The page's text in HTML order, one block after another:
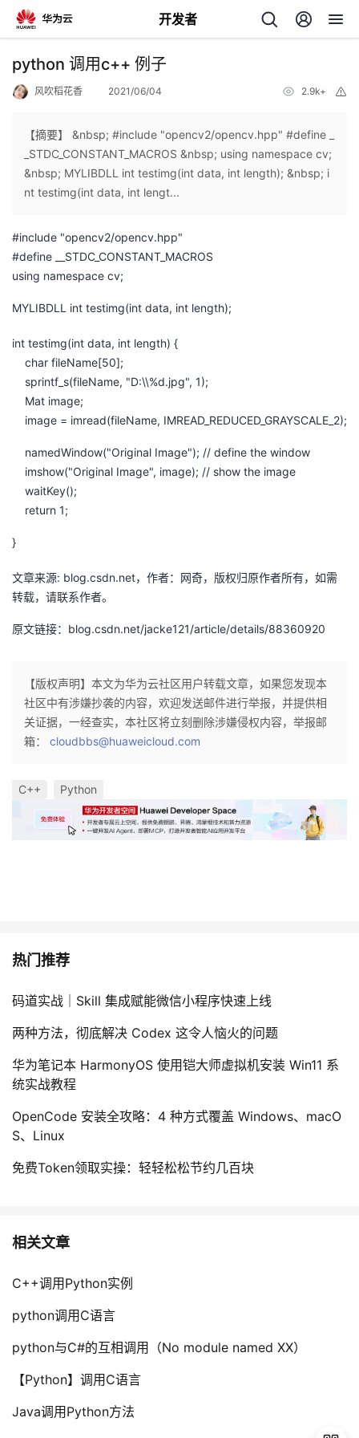
开发者
返
个
人
主
页
我
的
开
发
者
我
博的
坛
我
圈
的
我
动
关
注
的
开
课
的
证
我
实
验
的
收
藏
我
的
我
技
术
持
的
云
建
议
python 调用c++ 例子
风吹稻花香 2021/06/04 2.9k+
【摘要】 &nbsp; #include "opencv2/opencv.hpp" #define _
_STDC_CONSTANT_MACROS &nbsp; using namespace cv;
&nbsp; MYLIBDLL int testimg(int data, int length); &nbsp; i
nt testimg(int data, int lengt...
#include "opencv2/opencv.hpp"
#define __STDC_CONSTANT_MACROS
using namespace cv;
MYLIBDLL int testimg(int data, int length);
int testimg(int data, int length) {
char fileName[50];
sprintf_s(fileName, "D:\\%d.jpg", 1);
Mat image;
image = imread(fileName, IMREAD_REDUCED_GRAYSCALE_2);
namedWindow("Original Image"); // define the window
imshow("Original Image", image); // show the image
waitKey();
return 1;
}
文章来源: blog.csdn.net，作者：网奇，版权归原作者所有，如需
转载，请联系作者。
原文链接：blog.csdn.net/jacke121/article/details/88360920
【版权声明】本文为华为云社区用户转载文章，如果您发现本
社区中有涉嫌抄袭的内容，欢迎发送邮件进行举报，并提供相
关证据，一经查实，本社区将立刻删除涉嫌侵权内容，举报邮
箱： cloudbbs@huaweicloud.com
C++ Python
热门推荐
码道实战｜Skill 集成赋能微信小程序快速上线
两种方法，彻底解决 Codex 这令人恼火的问题
华为笔记本 HarmonyOS 使用铠大师虚拟机安装 Win11 系
统实战教程
OpenCode 安装全攻略：4 种方式覆盖 Windows、macO
S、Linux
免费Token领取实操：轻轻松松节约几百块
相关文章
C++调用Python实例
python调用C语言
python与C#的互相调用（No module named XX）
【Python】调用C语言
Java调用Python方法